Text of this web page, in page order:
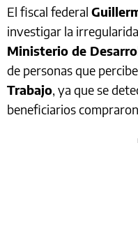
El fiscal federal
investigar la
Ministerio de
de personas que
Trabajo, ya que se
beneficiarios